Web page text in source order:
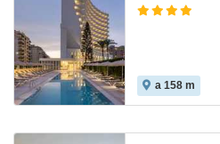
a 158 m